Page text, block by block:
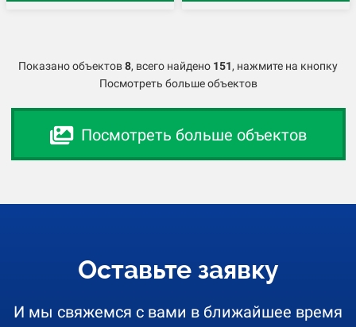
Показано объектов8, всего найдено 151, нажмите на кнопку
Посмотреть больше объектов
Посмотреть больше объектов
Оставьте заявку
И мы свяжемся с вами в ближайшее время